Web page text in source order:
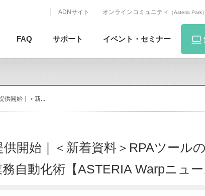
ADNサイト オンラインコミュニティ （Asteria Park）
FAQ サポート イベント・ セミナー
供開始｜＜新...
開始｜＜新着資料＞RPAツール
自動化術【ASTERIA Warpニュー